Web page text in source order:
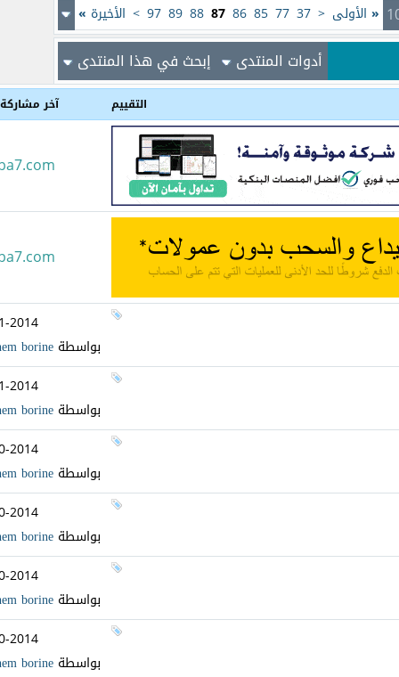
« الأولى <
37
77
85
86
87
88
89
97
> الأخيرة »
أدوات المنتدى إبحث في هذا المنتدى
التقييم آخر مشاركة
2014
بواسطة borine
2014
بواسطة borine
2014
بواسطة borine
2014
بواسطة borine
2014
بواسطة borine
2014
بواسطة borine